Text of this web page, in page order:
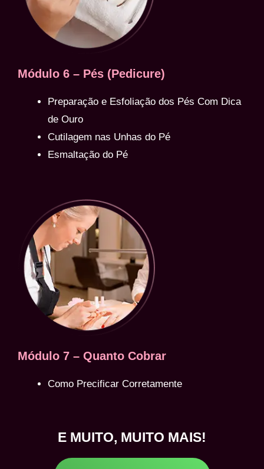
Módulo 6 – Pés (Pedicure)
Preparação e Esfoliação dos Pés Com Dica
de Ouro
Cutilagem nas Unhas do Pé
Esmaltação do Pé
Módulo 7 – Quanto Cobrar
Como Precificar Corretamente
E MUITO, MUITO MAIS!